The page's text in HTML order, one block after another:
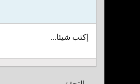
إكتب شيئا...